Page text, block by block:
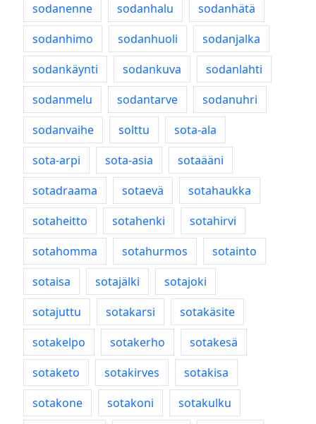
sodanenne
sodanhalu
sodanhätä
sodanhimo
sodanhuoli
sodanjalka
sodankäynti
sodankuva
sodanlahti
sodanmelu
sodantarve
sodanuhri
sodanvaihe
solttu
sota-ala
sota-arpi
sota-asia
sotaääni
sotadraama
sotaevä
sotahaukka
sotaheitto
sotahenki
sotahirvi
sotahomma
sotahurmos
sotainto
sotaisa
sotajälki
sotajoki
sotajuttu
sotakarsi
sotakäsite
sotakelpo
sotakerho
sotakesä
sotaketo
sotakirves
sotakisa
sotakone
sotakoni sotakulku